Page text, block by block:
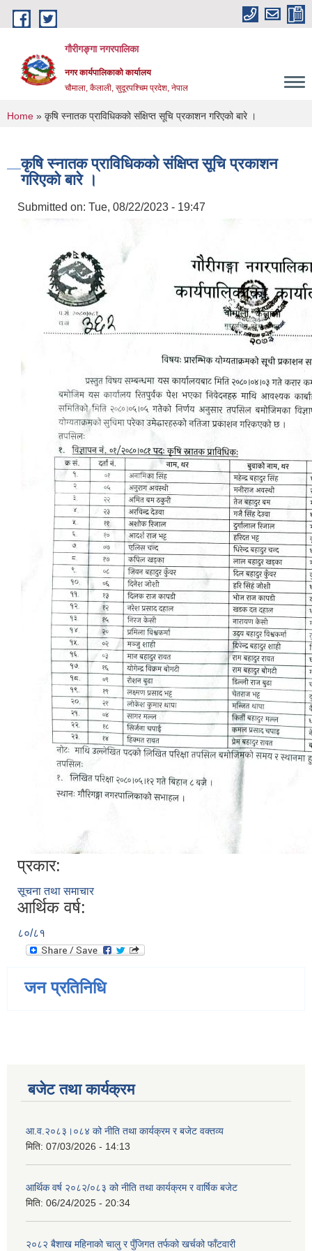
Skip to main content
गौरीगङ्गा नगरपालिका
नगर कार्यपालिकाको कार्यालय
चौमाला, कैलाली, सुदूरपश्चिम प्रदेश, नेपाल
You are here
Home » कृषि स्नातक प्राविधिकको संक्षिप्त सूचि प्रकाशन गरिएको बारे ।
कृषि स्नातक प्राविधिकको संक्षिप्त सूचि प्रकाशन
गरिएको बारे ।
Submitted on: Tue, 08/22/2023 - 19:47
प्रकार:
सूचना तथा समाचार
आर्थिक वर्ष:
८०/८१
जन प्रतिनिधि
बजेट तथा कार्यक्रम
आ.व.२०८३।०८४ को नीति तथा कार्यक्रम र बजेट वक्तव्य
मिति: 07/03/2026 - 14:13
आर्थिक वर्ष २०८२/०८३ को नीति तथा कार्यक्रम र वार्षिक बजेट
मिति: 06/24/2025 - 20:34
२०८२ बैशाख महिनाको चालु र पुँजिगत तर्फको खर्चको फाँटवारी